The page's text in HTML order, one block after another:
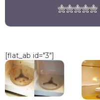
[flat_ab id="3"]